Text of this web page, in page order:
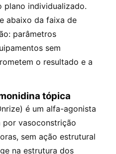
plano individualizado.
abaixo da faixa de
parâmetros
sem
o resultado e a
tópica
é um alfa-agonista
vasoconstrição
sem ação estrutural
na estrutura dos